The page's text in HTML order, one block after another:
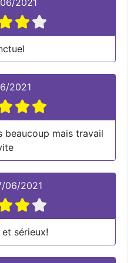
2021
beaucoup mais travail
06/2021
sérieux!